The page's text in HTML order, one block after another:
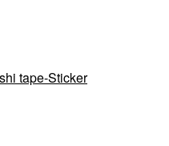
tape-Sticker